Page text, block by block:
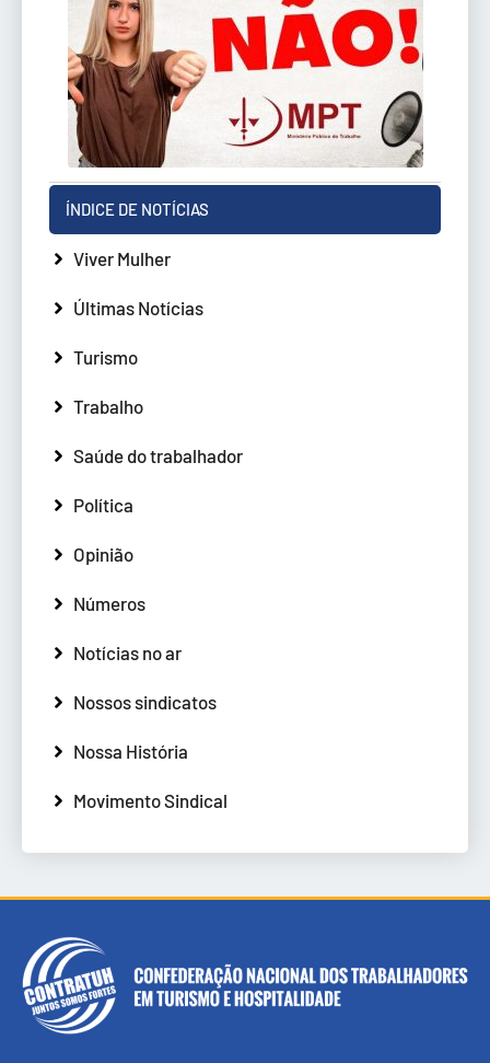
ÍNDICE DE NOTÍCIAS
Viver Mulher
Últimas Notícias
Turismo
Trabalho
Saúde do trabalhador
Política
Opinião
Números
Notícias no ar
Nossos sindicatos
Nossa História
Movimento Sindical